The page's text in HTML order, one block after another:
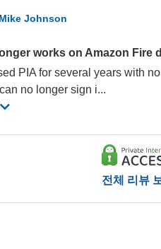
Mike Johnson
works on Amazon Fire
PIA for several years with
no longer sign i...
전체 리뷰